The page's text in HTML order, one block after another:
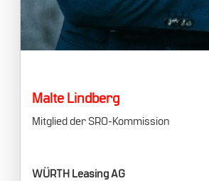
Malte Lindberg
Mitglied der SRO-Kommission
WÜRTH Leasing AG